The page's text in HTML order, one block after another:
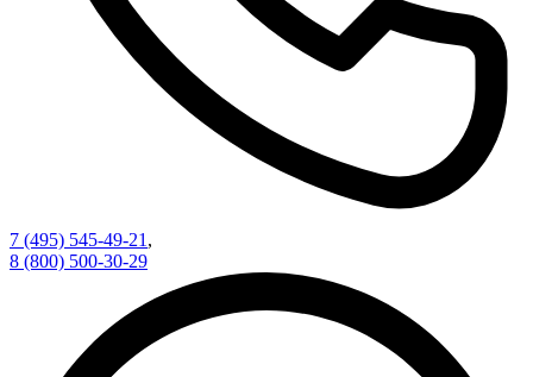
7 (495) 545-49-21 ,
8 (800) 500-30-29